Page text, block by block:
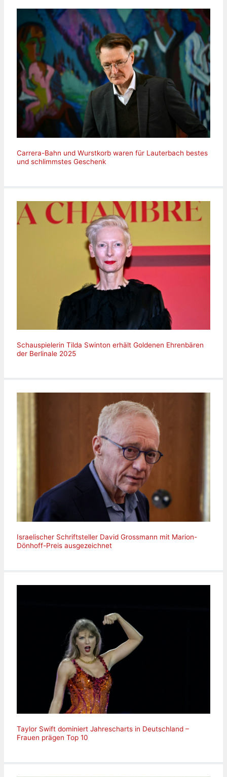
Carrera-Bahn und Wurstkorb waren für Lauterbach bestes
und schlimmstes Geschenk
Schauspielerin Tilda Swinton erhält Goldenen Ehrenbären
der Berlinale 2025
Israelischer Schriftsteller David Grossmann mit Marion-
Dönhoff-Preis ausgezeichnet
Taylor Swift dominiert Jahrescharts in Deutschland –
Frauen prägen Top 10